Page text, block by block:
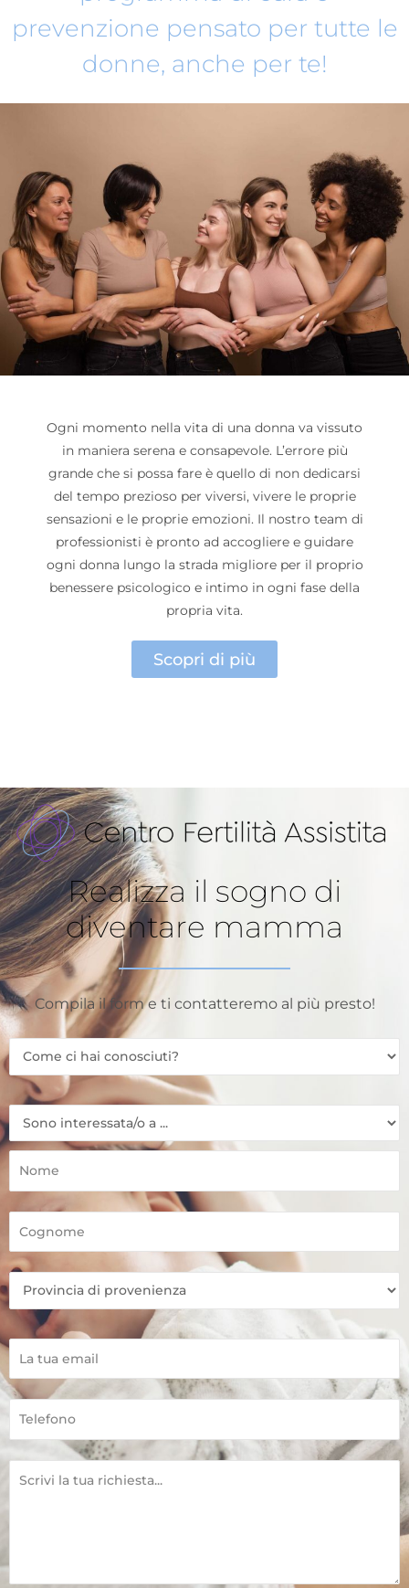
prevenzione pensato per tutte le
donne, anche per te!
Ogni momento nella vita di una donna va vissuto
in maniera serena e consapevole. L’errore più
grande che si possa fare è quello di non dedicarsi
del tempo prezioso per viversi, vivere le proprie
sensazioni e le proprie emozioni. Il nostro team di
professionisti è pronto ad accogliere e guidare
ogni donna lungo la strada migliore per il proprio
benessere psicologico e intimo in ogni fase della
propria vita.
Scopri di più
Realizza il sogno di
diventare mamma
Compila il form e ti contatteremo al più presto!